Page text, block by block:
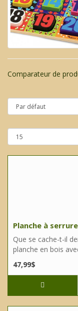
Comparateur de
Planche à
Que se cache-t-il
planche en bois
47,99$